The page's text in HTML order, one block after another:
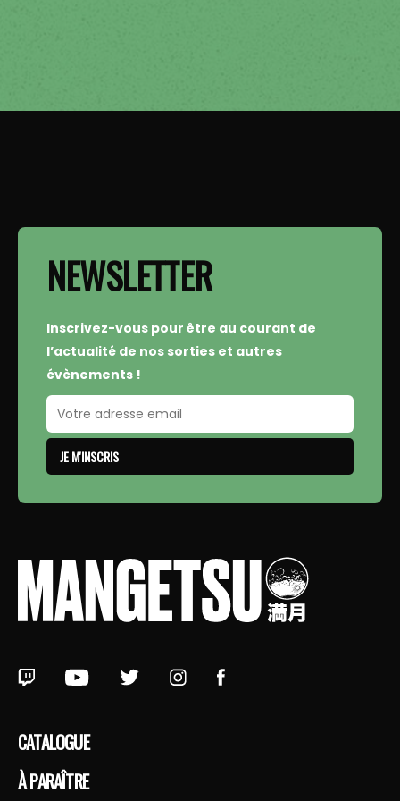
CATALOGUE
À PARAÎTRE
NEWSLETTER
Inscrivez-vous pour être au courant de
l’actualité de nos sorties et autres
évènements !
JE M'INSCRIS